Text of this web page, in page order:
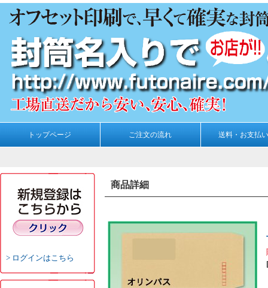
トップページ ご注文の流れ 送料・お支払
ログインはこちら
商品詳細